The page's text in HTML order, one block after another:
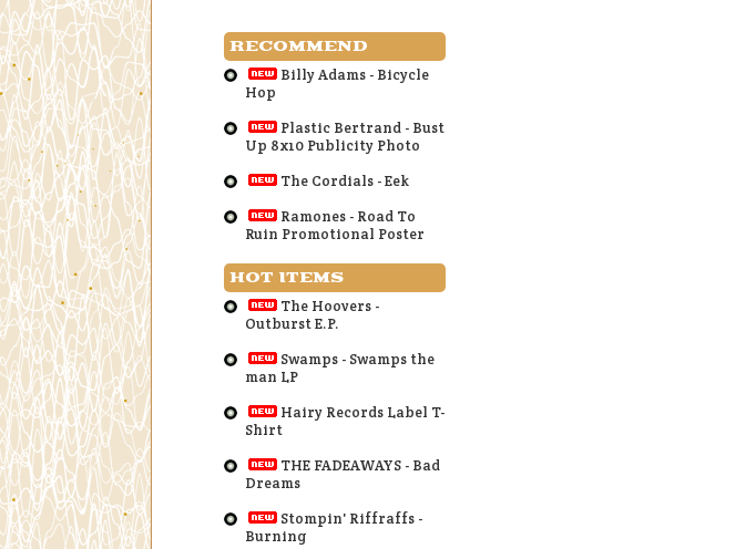
RECOMMEND
Billy Adams - Bicycle
Hop
Plastic Bertrand - Bust
Up 8x10 Publicity Photo
The Cordials - Eek
Ramones - Road To
Ruin Promotional Poster
HOT ITEMS
The Hoovers -
Outburst E.P.
Swamps - Swamps the
man LP
Hairy Records Label T-
Shirt
THE FADEAWAYS - Bad
Dreams
Stompin' Riffraffs -
Burning